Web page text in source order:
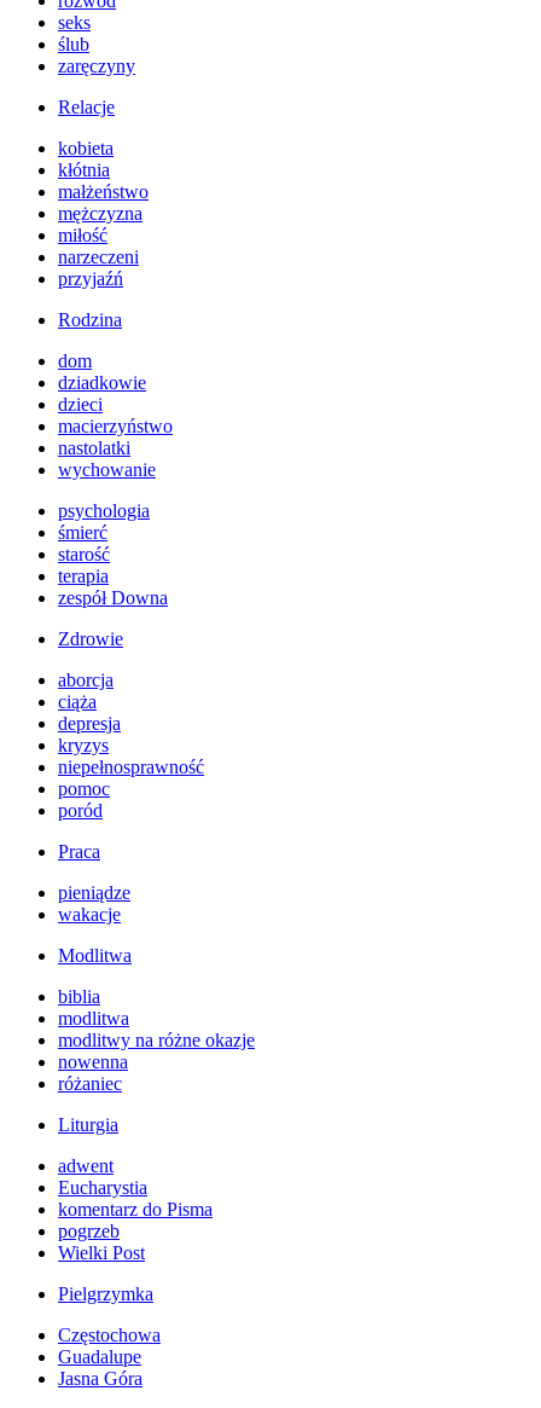
seks
ślub
zaręczyny
Relacje
kobieta
kłótnia
małżeństwo
mężczyzna
miłość
narzeczeni
przyjaźń
Rodzina
dom
dziadkowie
dzieci
macierzyństwo
nastolatki
wychowanie
psychologia
śmierć
starość
terapia
zespół Downa
Zdrowie
aborcja
ciąża
depresja
kryzys
niepełnosprawność
pomoc
poród
Praca
pieniądze
wakacje
Modlitwa
biblia
modlitwa
modlitwy na różne okazje
nowenna
różaniec
Liturgia
adwent
Eucharystia
komentarz do Pisma
pogrzeb
Wielki Post
Pielgrzymka
Częstochowa
Guadalupe
Jasna Góra